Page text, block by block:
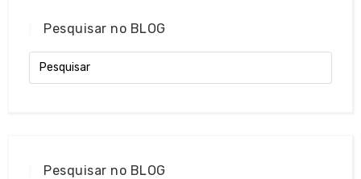
Pesquisar no BLOG
Pesquisar no BLOG